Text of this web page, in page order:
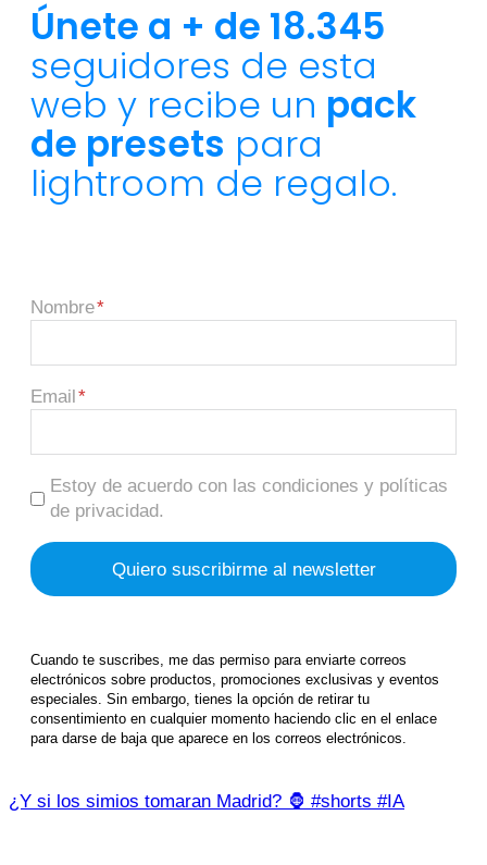
Únete a + de 18.345
seguidores de esta
web y recibe un pack
de presets para
lightroom de regalo.
Nombre
Email
Estoy de acuerdo con las condiciones y políticas
de privacidad.
Cuando te suscribes, me das permiso para enviarte correos
electrónicos sobre productos, promociones exclusivas y eventos
especiales. Sin embargo, tienes la opción de retirar tu
consentimiento en cualquier momento haciendo clic en el enlace
para darse de baja que aparece en los correos electrónicos.
¿Y si los simios tomaran Madrid? 🦍 #shorts #IA